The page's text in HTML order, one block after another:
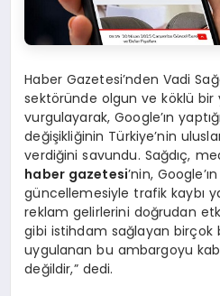
Haber Gazetesi’nden Vadi
sektöründe olgun ve köklü bir
vurgulayarak, Google’ın
değişikliğinin Türkiye’nin
verdiğini savundu. Sağdıç,
haber gazetesi’nin,
güncellemesiyle trafik kaybı
reklam gelirlerini doğrudan
gibi istihdam sağlayan birçok
uygulanan bu ambargoyu
değildir,” dedi.